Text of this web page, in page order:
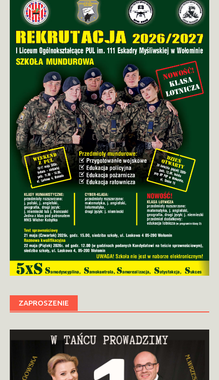
ZAPROSZENIE